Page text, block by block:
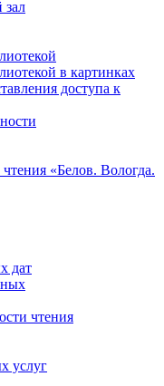
зал
в картинках
доступа к
«Белов. Вологда.
дат
чтения
услуг